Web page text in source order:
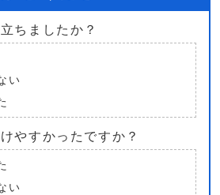
ちましたか？
い
やすかったですか？
い